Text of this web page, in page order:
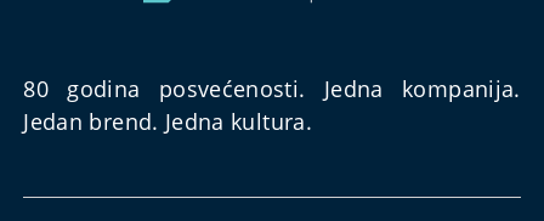
80 godina posvećenosti. Jedna kompanija.
Jedan brend. Jedna kultura.